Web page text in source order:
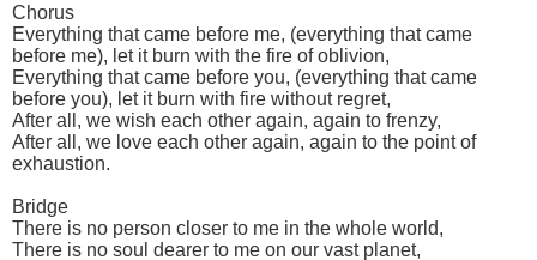
Chorus
Everything that came before me, (everything that came
before me), let it burn with the fire of oblivion,
Everything that came before you, (everything that came
before you), let it burn with fire without regret,
After all, we wish each other again, again to frenzy,
After all, we love each other again, again to the point of
exhaustion.
Bridge
There is no person closer to me in the whole world,
There is no soul dearer to me on our vast planet,